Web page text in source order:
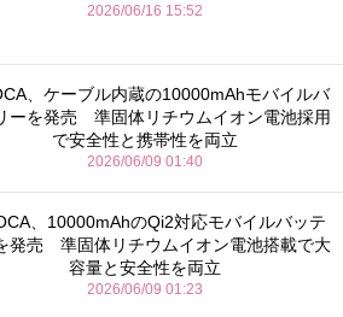
2026/06/16 15:52
、ケーブル内蔵の10000mAhモバイルバ
ーを発売 準固体リチウムイオン電池採用
で安全性と携帯性を両立
2026/06/09 01:40
、10000mAhのQi2対応モバイルバッテ
発売 準固体リチウムイオン電池搭載で大
容量と安全性を両立
2026/06/09 01:23